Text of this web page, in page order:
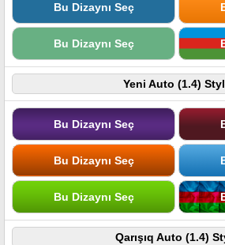
Bu Dizaynı Seç
Bu Dizaynı Seç
Yeni Auto (1.4)
Bu Dizaynı Seç
Bu Dizaynı Seç
Bu Dizaynı Seç
Qarışıq Auto (1.4)